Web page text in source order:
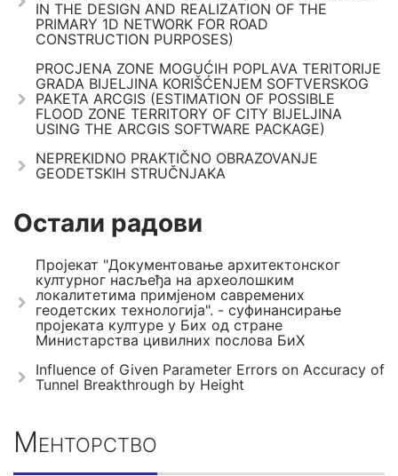
IN THE DESIGN AND REALIZATION OF THE
PRIMARY 1D NETWORK FOR ROAD
CONSTRUCTION PURPOSES)
PROCJENA ZONE MOGUĆIH POPLAVA TERITORIJE
GRADA BIJELJINA KORIŠĆENJEM SOFTVERSKOG
PAKETA ARCGIS (ESTIMATION OF POSSIBLE
FLOOD ZONE TERRITORY OF CITY BIJELJINA
USING THE ARCGIS SOFTWARE PACKAGE)
NEPREKIDNO PRAKTIČNO OBRAZOVANJE
GEODETSKIH STRUČNJAKA
Остали радови
Пројекат "Документовање архитектонског
културног насљеђа на археолошким
локалитетима примјеном савремених
геодетских технологија". - суфинансирање
пројеката културе у Бих од стране
Министарства цивилних послова БиХ
Influence of Given Parameter Errors on Accuracy of
Tunnel Breakthrough by Height
Менторство